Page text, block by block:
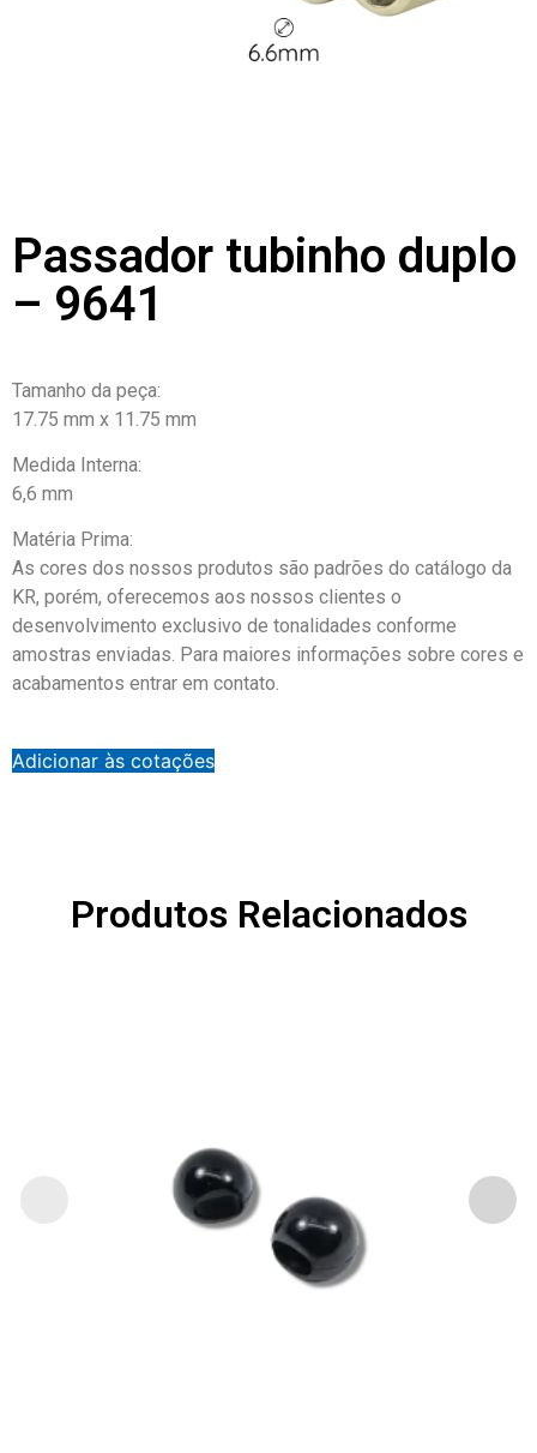
Passador tubinho duplo
– 9641
Tamanho da peça:
17.75 mm x 11.75 mm
Medida Interna:
6,6 mm
Matéria Prima:
As cores dos nossos produtos são padrões do catálogo da
KR, porém, oferecemos aos nossos clientes o
desenvolvimento exclusivo de tonalidades conforme
amostras enviadas. Para maiores informações sobre cores e
acabamentos entrar em contato.
Adicionar às cotações
Produtos Relacionados